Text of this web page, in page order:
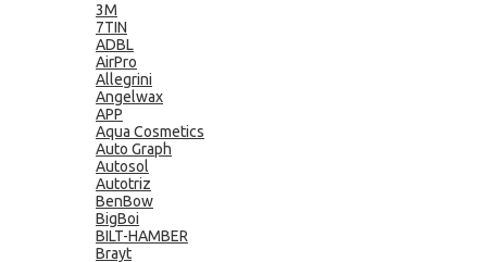
3M
7TIN
ADBL
AirPro
Allegrini
Angelwax
APP
Aqua Cosmetics
Auto Graph
Autosol
Autotriz
BenBow
BigBoi
BILT-HAMBER
Brayt